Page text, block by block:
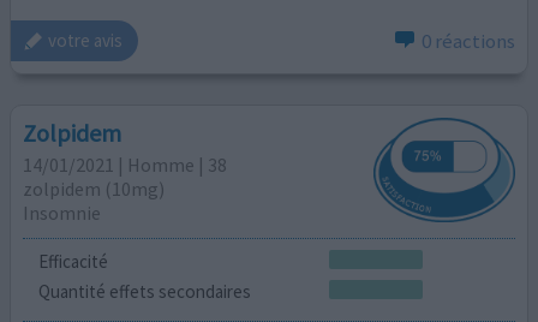
votre avis 0 réactions
Zolpidem
14/01/2021 | Homme | 38
zolpidem (10mg)
Insomnie
Efficacité
Quantité effets secondaires